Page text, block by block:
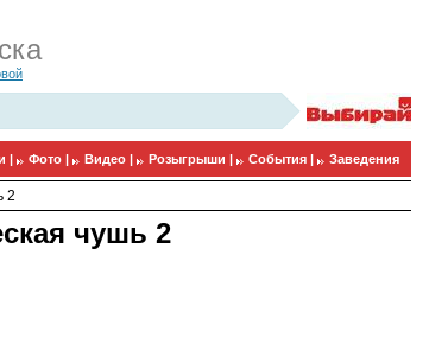
| Фото | Видео | Розыгрыши | События | Заведения
2
чушь 2